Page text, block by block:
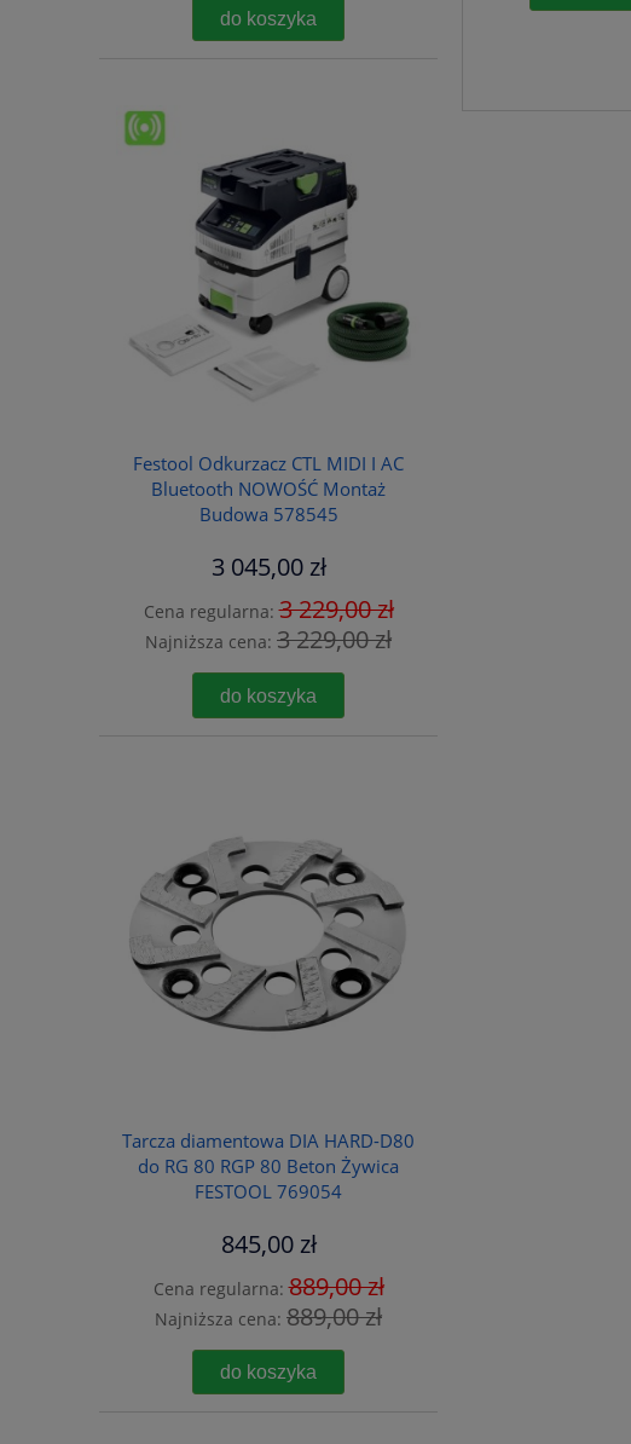
do koszyka
Festool Odkurzacz CTL MIDI I AC
Bluetooth NOWOŚĆ Montaż
Budowa 578545
3 045,00 zł
Cena regularna:3 229,00 zł
Najniższa cena: 3 229,00 zł
do koszyka
Tarcza diamentowa DIA HARD-D80
do RG 80 RGP 80 Beton Żywica
FESTOOL 769054
845,00 zł
Cena regularna:889,00 zł
Najniższa cena: 889,00 zł
do koszyka